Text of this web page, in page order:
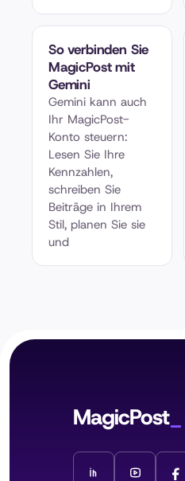
So verbinden Sie
MagicPost mit
Gemini
Gemini kann auch
Ihr MagicPost-
Konto steuern:
Lesen Sie Ihre
Kennzahlen,
schreiben Sie
Beiträge in Ihrem
Stil, planen Sie sie
und
MagicPost